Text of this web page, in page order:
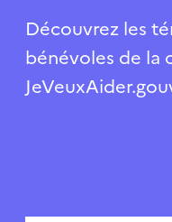
Découvrez les
bénévoles de la